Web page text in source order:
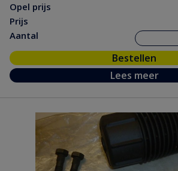
Opel prijs
Prijs
Aantal
Bestellen
Lees meer